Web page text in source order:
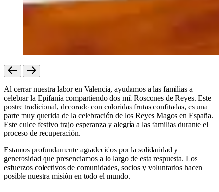
Al cerrar nuestra labor en Valencia, ayudamos a las familias a
celebrar la Epifanía compartiendo dos mil Roscones de Reyes. Este
postre tradicional, decorado con coloridas frutas confitadas, es una
parte muy querida de la celebración de los Reyes Magos en España.
Este dulce festivo trajo esperanza y alegría a las familias durante el
proceso de recuperación.
Estamos profundamente agradecidos por la solidaridad y
generosidad que presenciamos a lo largo de esta respuesta. Los
esfuerzos colectivos de comunidades, socios y voluntarios hacen
posible nuestra misión en todo el mundo.